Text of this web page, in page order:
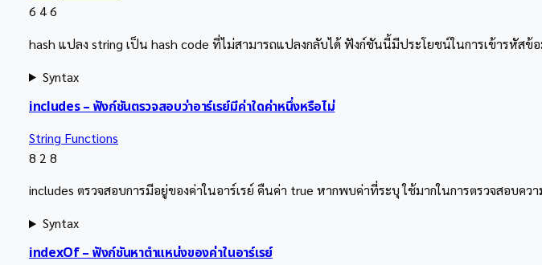
6 46
hash แปลง string เป็น hash code ที่ไม่สามารถแปลงกลับได้ ฟังก์ชันนี้มีประโยชน์ในการเข้ารหัสข้
Syntax
includes – ฟังก์ชันตรวจสอบว่าอาร์เรย์มีค่าใดค่าหนึ่งหรือไม่
String Functions
8 2 8
includes ตรวจสอบการมีอยู่ของค่าในอาร์เรย์ คืนค่า true หากพบค่าที่ระบุ ใช้มากในการตรวจสอบ
Syntax
indexOf – ฟังก์ชันหาตำแหน่งของค่าในอาร์เรย์